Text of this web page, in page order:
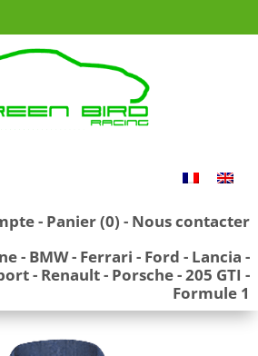
- Panier (0) - Nous contacter
- BMW- Ferrari - Ford - Lancia -
- Renault- Porsche-205 GTI -
Formule 1